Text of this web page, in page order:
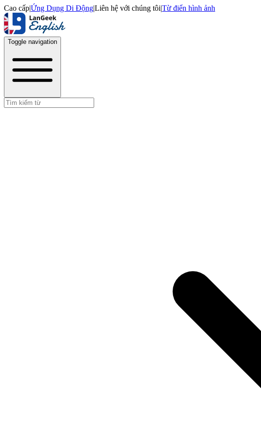
Cao cấp|Ứng Dụng Di Động|Liên hệ với chúng tôi|Từ điển hình ảnh
Toggle navigation